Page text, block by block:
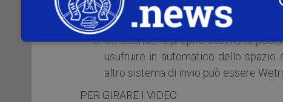
L’email dovrà contenere: titolo (
max
150 caratteri, spazi inclusi), eventuali
Utilizzando la propria casella di
usufruire in automatico dello spazio
altro sistema di invio può essere
PER GIRARE I VIDEO